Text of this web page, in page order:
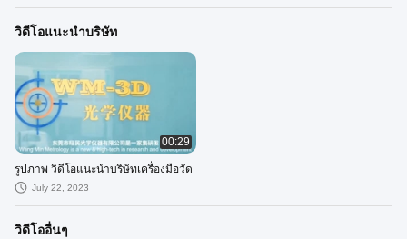
วิดีโอแนะนำบริษัท
00:29
รูปภาพ วิดีโอแนะนำบริษัทเครื่องมือวัด
July 22, 2023
วิดีโออื่นๆ